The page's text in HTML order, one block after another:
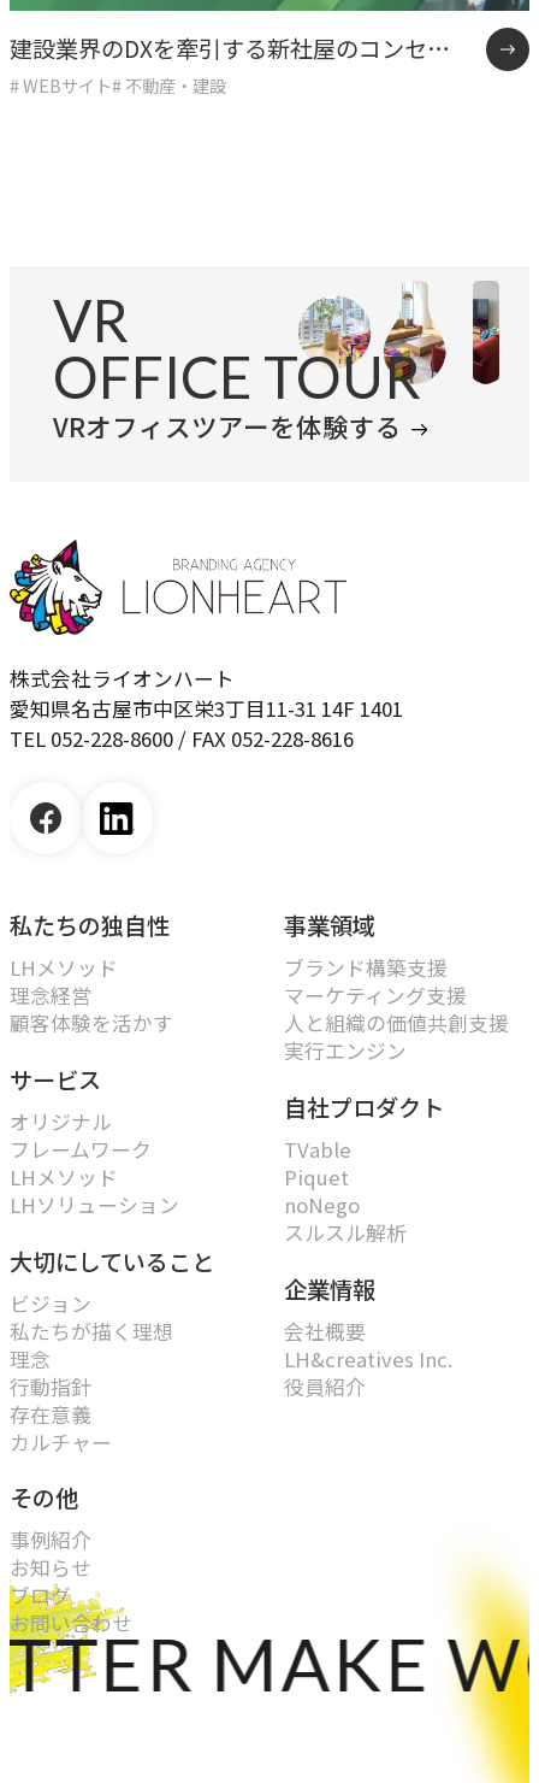
建設業界のDXを牽引する新社屋のコンセプ
トLP制作事例
# WEBサイト# 不動産・建設
VR
OFFICE TOUR
VRオフィスツアーを体験する
株式会社ライオンハート
愛知県名古屋市中区栄3丁目11-31 14F 1401
TEL 052-228-8600 / FAX 052-228-8616
私たちの独自性
LHメソッド
理念経営
顧客体験を活かす
サービス
オリジナル
フレームワーク
LHメソッド
LHソリューション
大切にしていること
ビジョン
私たちが描く理想
理念
行動指針
存在意義
カルチャー
その他
事例紹介
お知らせ
ブログ
お問い合わせ
事業領域
ブランド構築支援
マーケティング支援
人と組織の価値共創支援
実行エンジン
自社プロダクト
TVable
Piquet
noNego
スルスル解析
企業情報
会社概要
LH&creatives Inc.
役員紹介
MAKE